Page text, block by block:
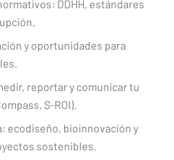
DDHH, estándares
y oportunidades para
reportar y comunicar tu
S-ROI).
ecodiseño, bioinnovación y
sostenibles.